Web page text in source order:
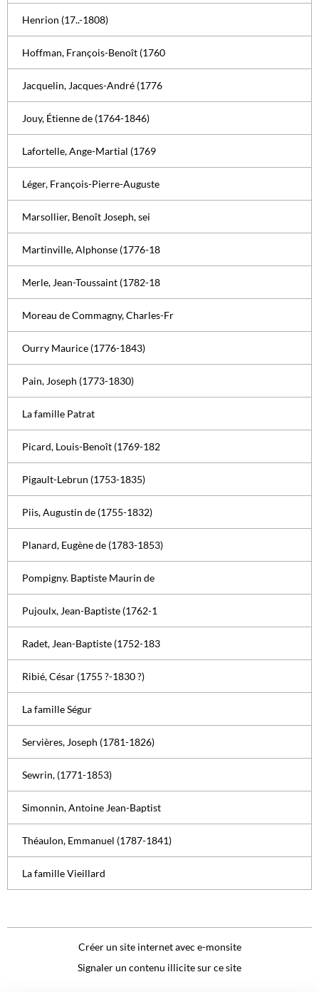
Henrion (17..-1808)
Hoffman, François-Benoît (1760
Jacquelin, Jacques-André (1776
Jouy, Étienne de (1764-1846)
Lafortelle, Ange-Martial (1769
Léger, François-Pierre-Auguste
Marsollier, Benoît Joseph, sei
Martinville, Alphonse (1776-18
Merle, Jean-Toussaint (1782-18
Moreau de Commagny, Charles-Fr
Ourry Maurice (1776-1843)
Pain, Joseph (1773-1830)
La famille Patrat
Picard, Louis-Benoît (1769-182
Pigault-Lebrun (1753-1835)
Piis, Augustin de (1755-1832)
Planard, Eugène de (1783-1853)
Pompigny. Baptiste Maurin de
Pujoulx, Jean-Baptiste (1762-1
Radet, Jean-Baptiste (1752-183
Ribié, César (1755 ?-1830 ?)
La famille Ségur
Servières, Joseph (1781-1826)
Sewrin, (1771-1853)
Simonnin, Antoine Jean-Baptist
Théaulon, Emmanuel (1787-1841)
La famille Vieillard
Créer un site internet avec e-monsite
Signaler un contenu illicite sur ce site